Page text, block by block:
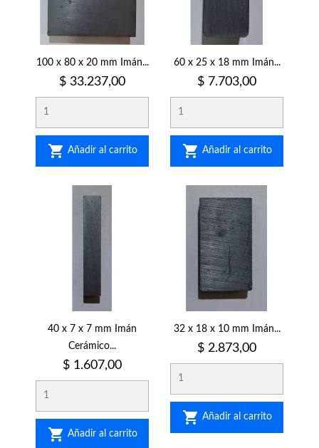
100 x 80 x 20 mm Imán...
Precio
$ 33.237,00
 Añadir al carrito
60 x 25 x 18 mm Imán...
Precio
$ 7.703,00
 Añadir al carrito
40 x 7 x 7 mm Imán
Cerámico...
Precio
$ 1.607,00
 Añadir al carrito
32 x 18 x 10 mm Imán...
Precio
$ 2.873,00
 Añadir al carrito